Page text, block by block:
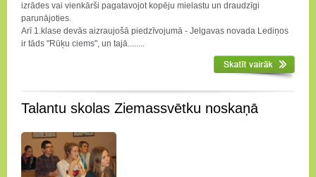
izrādes vai vienkārši pagatavojot kopēju mielastu un draudzīgi
parunājoties.
Arī 1.klase devās aizraujošā piedzīvojumā - Jelgavas novada Lediņos
ir tāds "Rūķu ciems", un tajā........
Talantu skolas Ziemassvētku noskaņā